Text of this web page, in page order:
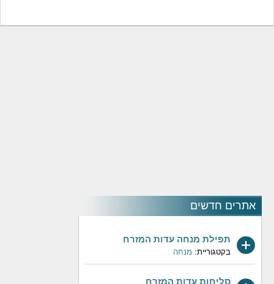
אתרים חדשים
תפילת מנחה עדות המזרח
בקטגוריית: מנחה
סליחות עדות המזרח